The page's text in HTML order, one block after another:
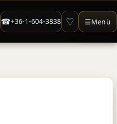
☎+36-1-604-3838 ♡ ☰Menü